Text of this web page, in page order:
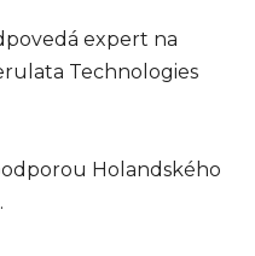
expert na
Technologies
Holandského